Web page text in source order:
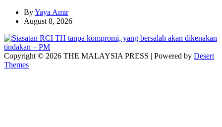
ByYaya Amir
August 8, 2026
Copyright © 2026 THE MALAYSIA PRESS | Powered by Desert
Themes